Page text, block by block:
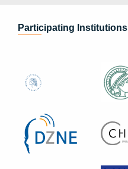
Participating Institutions